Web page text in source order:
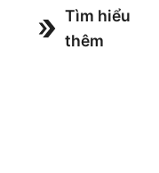
Tìm hiểu
thêm